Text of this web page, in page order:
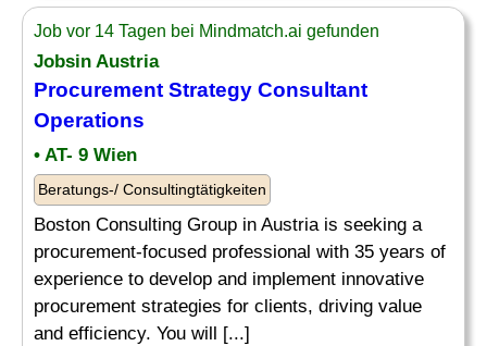
Job vor 14 Tagen bei Mindmatch.ai gefunden
Jobsin Austria
Procurement Strategy Consultant
Operations
• AT- 9 Wien
Beratungs-/ Consultingtätigkeiten
Boston Consulting Group in Austria is seeking a
procurement-focused professional with 35 years of
experience to develop and implement innovative
procurement strategies for clients, driving value
and efficiency. You will [...]